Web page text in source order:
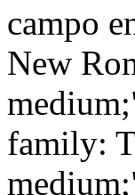
campo
New
family: